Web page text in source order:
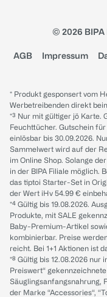
© 2026 BIPA
AGB Impressum
* Produkt gesponsert vom
Werbetreibenden direkt
*³ Nur mit gültiger jö Karte.
Feuchttücher. Gutschein
einlösbar bis 30.09.2026.
Sammelwert wird auf der
im Online Shop. Solange
in der BIPA Filiale möglich.
das tiptoi Starter-Set in
der Wert iHv 54.99 €
*⁴ Gültig bis 19.08.2026.
Produkte, mit SALE
Baby-Premium-Artikel
kombinierbar. Preise
reicht. Bei 1+1 Aktionen ist
*⁸ Gültig bis 12.08.2026 nur
Preiswert“
Säuglingsanfangsnahrung,
der Marke “Accessories“,